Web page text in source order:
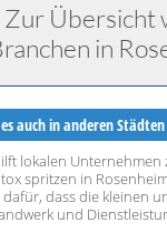
Zur Übersicht
in
auch in anderen Städten
lokalen Unternehmen
spritzen in
dass die kleinen
und